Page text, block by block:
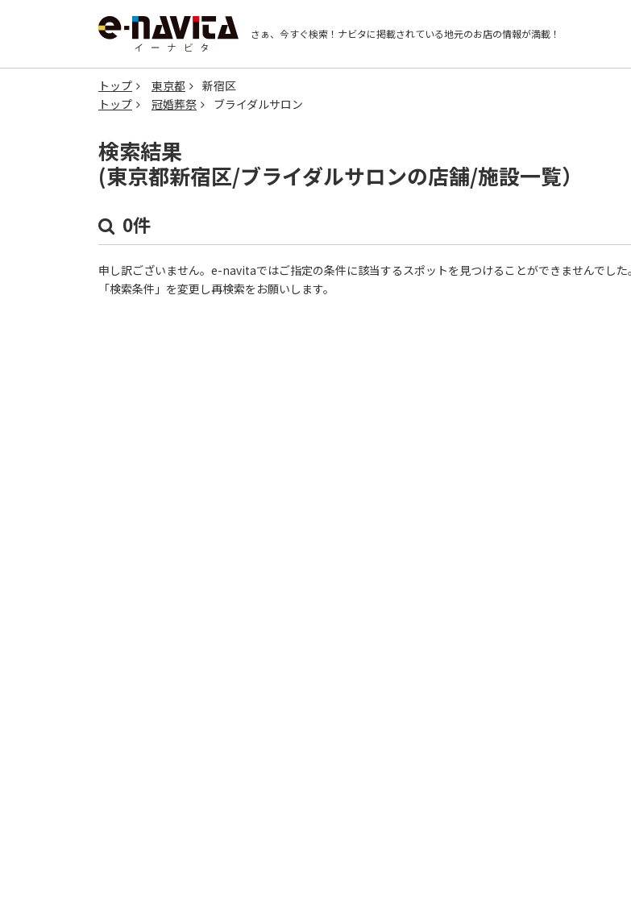
さぁ、今すぐ検索！ ナビタに掲載されている地元のお店の情報が満載！
トップ 東京都
新宿区
トップ
冠婚葬祭 ブライダルサロン
検索結果
(東京都新宿区/ブライダルサロンの店舗/施設一覧）
0件
申し訳ございません。e-navitaではご指定の条件に該当するスポットを見つけることができませんでし
「検索条件」を変更し再検索をお願いします。